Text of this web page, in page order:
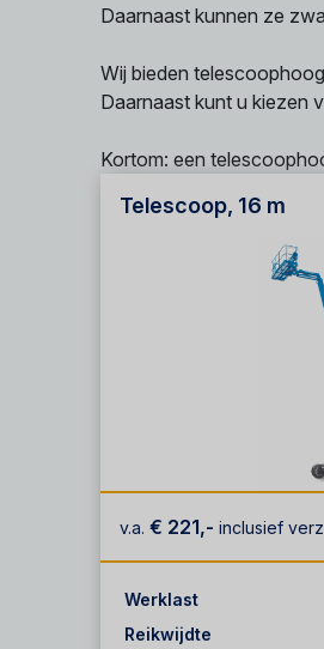
Daarnaast kunnen ze
Wij bieden
Daarnaast kunt u kiezen
Kortom: een
Telescoop, 16 m
v.a. € 221,- inclusief
Werklast
Reikwijdte